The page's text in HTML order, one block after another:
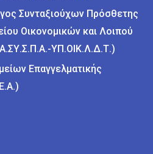
Συνταξιούχων Πρόσθετης
Οικονομικών και Λοιπού
ΥΠ.ΟΙΚ.Λ.Δ.Τ.)
Επαγγελματικής